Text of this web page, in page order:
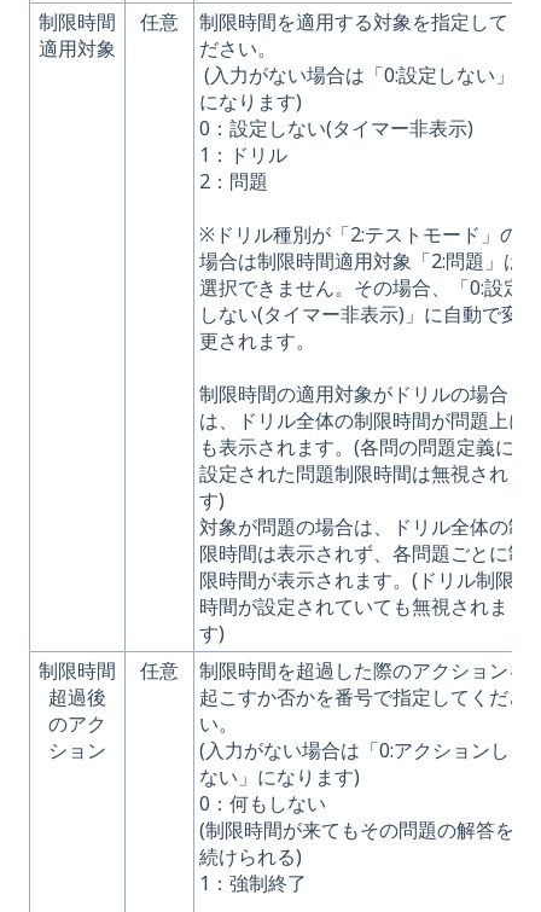
制限時間
適用対象
任意
制限時間を適用する対象を指定してく
ださい。
(入力がない場合は「0:設定しない」
になります)
0：設定しない(タイマー非表示)
1：ドリル
2：問題
※ドリル種別が「2:テストモード」の
場合は制限時間適用対象「2:問題」は
選択できません。その場合、「0:設定
しない(タイマー非表示)」に自動で変
更されます。
制限時間の適用対象がドリルの場合
は、ドリル全体の制限時間が問題上に
も表示されます。(各問の問題定義に
設定された問題制限時間は無視されま
す)
対象が問題の場合は、ドリル全体の制
限時間は表示されず、各問題ごとに制
限時間が表示されます。(ドリル制限
時間が設定されていても無視されま
す)
制限時間
超過後
のアク
ション
任意
制限時間を超過した際のアクションを
起こすか否かを番号で指定してくださ
い。
(入力がない場合は「0:アクションし
ない」になります)
0：何もしない
(制限時間が来てもその問題の解答を
続けられる)
1：強制終了